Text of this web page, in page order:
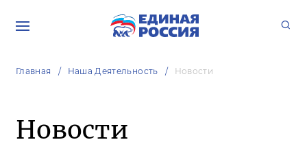
Главная Наша Деятельность Новости
Новости